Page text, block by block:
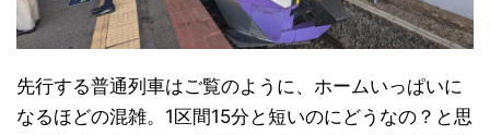
先行する普通列車はご覧のように、ホームいっぱいに
なるほどの混雑。1区間15分と短いのにどうなの？と思